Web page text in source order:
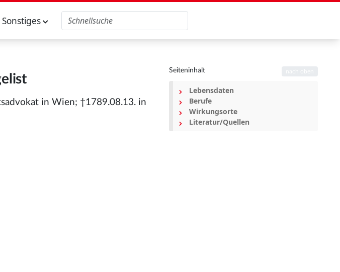
Sonstiges
in Wien; †1789.08.13. in
Seiteninhalt
Lebensdaten
Berufe
Wirkungsorte
Literatur/Quellen